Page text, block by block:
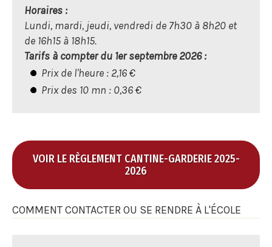
Horaires :
Lundi, mardi, jeudi, vendredi de 7h30 à 8h20 et
de 16h15 à 18h15.
Tarifs à compter du 1er septembre 2026 :
Prix de l'heure : 2,16 €
Prix des 10 mn : 0,36 €
VOIR LE RÈGLEMENT CANTINE-GARDERIE 2025-
2026
COMMENT CONTACTER OU SE RENDRE À L'ÉCOLE